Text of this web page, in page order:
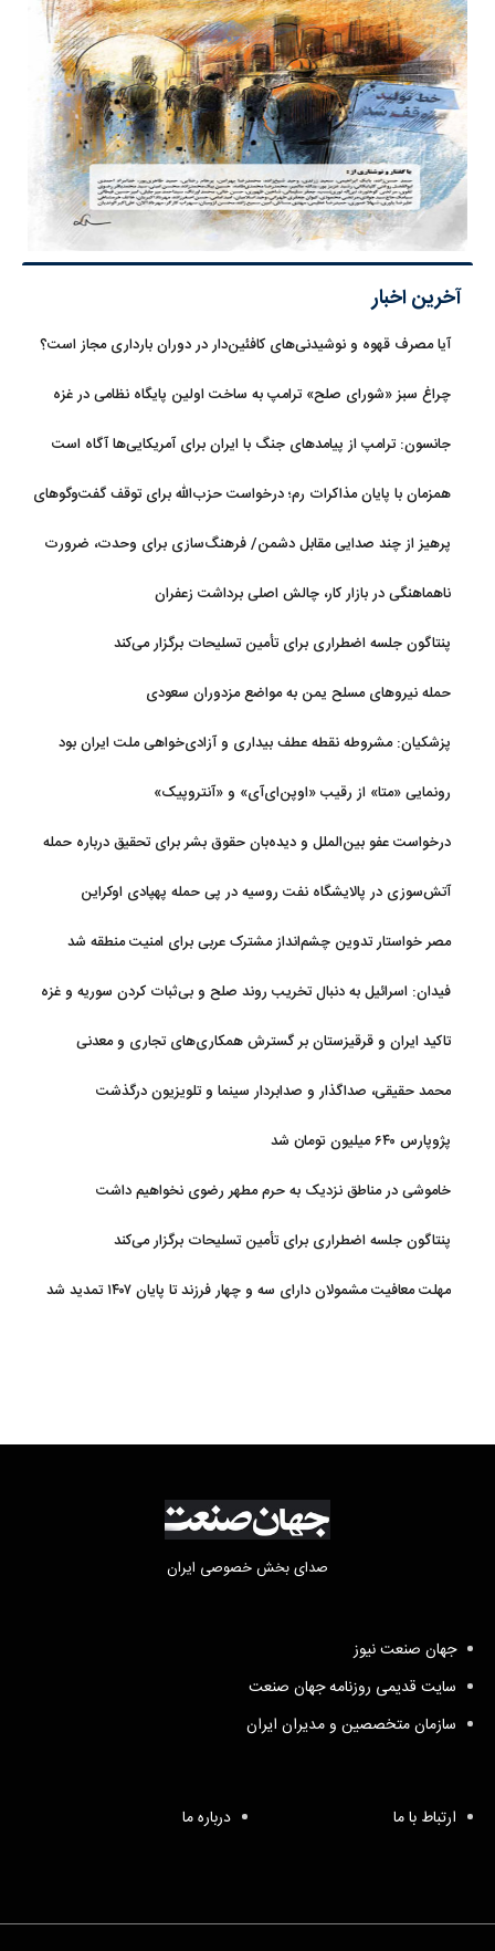
آخرین اخبار
آیا مصرف قهوه و نوشیدنی‌های کافئین‌دار در دوران بارداری مجاز است؟
چراغ سبز «شورای صلح» ترامپ به ساخت اولین پایگاه نظامی در غزه
جانسون: ترامپ از پیامدهای جنگ با ایران برای آمریکایی‌ها آگاه است
همزمان با پایان مذاکرات رم؛ درخواست حزب‌الله برای توقف گفت‌وگوهای
پرهیز از چند صدایی مقابل دشمن/ فرهنگ‌سازی برای وحدت، ضرورت
ناهماهنگی در بازار کار، چالش اصلی برداشت زعفران
پنتاگون جلسه اضطراری برای تأمین تسلیحات برگزار می‌کند
حمله نیروهای مسلح یمن به مواضع مزدوران سعودی
پزشکیان: مشروطه نقطه عطف بیداری و آزادی‌خواهی ملت ایران بود
رونمایی «متا» از رقیب «اوپن‌ای‌آی» و «آنتروپیک»
درخواست عفو بین‌الملل و دیده‌بان حقوق بشر برای تحقیق درباره حمله
آتش‌سوزی در پالایشگاه نفت روسیه در پی حمله پهپادی اوکراین
مصر خواستار تدوین چشم‌انداز مشترک عربی برای امنیت منطقه شد
فیدان: اسرائیل به دنبال تخریب روند صلح و بی‌ثبات کردن سوریه و غزه
تاکید ایران و قرقیزستان بر گسترش همکاری‌های تجاری و معدنی
محمد حقیقی، صداگذار و صدابردار سینما و تلویزیون درگذشت
پژوپارس ۶۴۰ میلیون تومان شد
خاموشی در مناطق نزدیک به حرم مطهر رضوی نخواهیم داشت
پنتاگون جلسه اضطراری برای تأمین تسلیحات برگزار می‌کند
مهلت معافیت مشمولان دارای سه و چهار فرزند تا پایان ۱۴۰۷ تمدید شد
صدای بخش خصوصی ایران
جهان صنعت نیوز
سایت قدیمی روزنامه جهان صنعت
سازمان متخصصین و مدیران ایران
ارتباط با ما درباره ما